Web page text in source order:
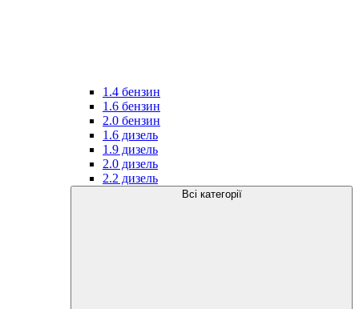
1.4 бензин
1.6 бензин
2.0 бензин
1.6 дизель
1.9 дизель
2.0 дизель
2.2 дизель
Всі категорії